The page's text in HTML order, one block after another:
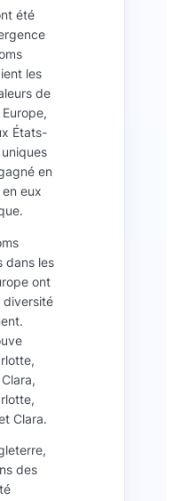
été
les
de
États-
en
eux
dans les
ont
diversité
Clara.
des